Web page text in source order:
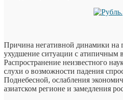
Причина негативной динамики на
ухудшение ситуации с атипичным
Распространение неизвестного
слухи о возможности падения
Поднебесной, ослабления
азиатском регионе и замедления